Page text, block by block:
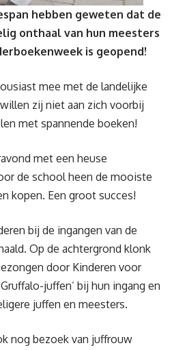
hebben geweten dat de
onthaal van hun meesters
is geopend!
mee met de landelijke
zij niet aan zich voorbij
met spannende boeken!
met een heuse
de school heen de mooiste
kopen. Een groot succes!
bij de ingangen van de
Op de achtergrond klonk
door Kinderen voor
juffen’ bij hun ingang en
juffen en meesters.
nog bezoek van juffrouw